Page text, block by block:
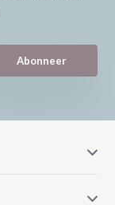
Abonneer